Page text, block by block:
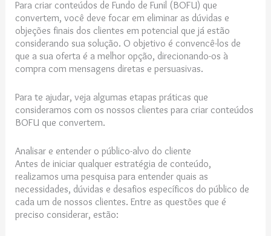
Para criar conteúdos de Fundo de Funil (BOFU) que
convertem, você deve focar em eliminar as dúvidas e
objeções finais dos clientes em potencial que já estão
considerando sua solução. O objetivo é convencê-los de
que a sua oferta é a melhor opção, direcionando-os à
compra com mensagens diretas e persuasivas.
Para te ajudar, veja algumas etapas práticas que
consideramos com os nossos clientes para criar conteúdos
BOFU que convertem.
Analisar e entender o público-alvo do cliente
Antes de iniciar qualquer estratégia de conteúdo,
realizamos uma pesquisa para entender quais as
necessidades, dúvidas e desafios específicos do público de
cada um de nossos clientes. Entre as questões que é
preciso considerar, estão: